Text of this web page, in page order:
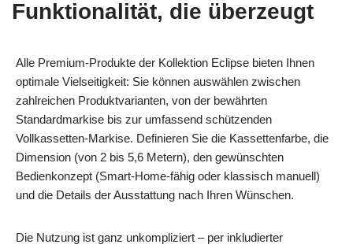
Funktionalität, die überzeugt
Alle Premium-Produkte der Kollektion Eclipse bieten Ihnen
optimale Vielseitigkeit: Sie können auswählen zwischen
zahlreichen Produktvarianten, von der bewährten
Standardmarkise bis zur umfassend schützenden
Vollkassetten-Markise. Definieren Sie die Kassettenfarbe, die
Dimension (von 2 bis 5,6 Metern), den gewünschten
Bedienkonzept (Smart-Home-fähig oder klassisch manuell)
und die Details der Ausstattung nach Ihren Wünschen.
Die Nutzung ist ganz unkompliziert – per inkludierter